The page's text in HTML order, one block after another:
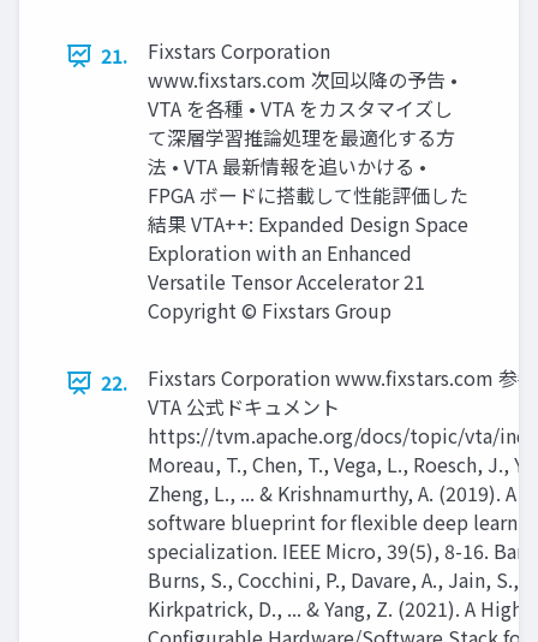
21.
Fixstars Corporation
www.ﬁxstars.com 次回以降の予告 •
VTA を各種 • VTA をカスタマイズし
て深層学習推論処理を最適化する方
法 • VTA 最新情報を追いかける •
FPGA ボードに搭載して性能評価した
結果 VTA++: Expanded Design Space
Exploration with an Enhanced
Versatile Tensor Accelerator 21
Copyright © Fixstars Group
22.
Fixstars Corporation www.ﬁxstars.com 参考
VTA 公式ドキュメント
https://tvm.apache.org/docs/topic/vta/
Moreau, T., Chen, T., Vega, L., Roesch, J.,
Zheng, L., ... & Krishnamurthy, A. (2019). A
software blueprint for flexible deep
specialization. IEEE Micro, 39(5), 8-16.
Burns, S., Cocchini, P., Davare, A., Jain, S.,
Kirkpatrick, D., ... & Yang, Z. (2021). A Highly